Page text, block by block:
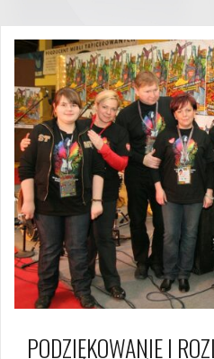
PODZIĘKOWANIE I